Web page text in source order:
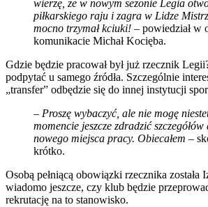
wierzę, że w nowym sezonie Legia
piłkarskiego raju i zagra w Lidze
mocno trzymał kciuki! – powiedział w
komunikacie Michał Kocięba.
Gdzie będzie pracował był już rzecznik
podpytać u samego źródła. Szczególnie
„transfer” odbędzie się do innej instytucji
– Proszę wybaczyć, ale nie mogę
momencie jeszcze zdradzić
nowego miejsca pracy. Obiecałem –
krótko.
Osobą pełniącą obowiązki rzecznika została
wiadomo jeszcze, czy klub będzie
rekrutację na to stanowisko.